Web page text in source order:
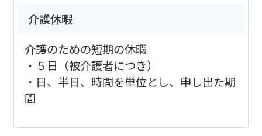
介護休暇
介護のための短期の休暇
・５日（被介護者につき）
・日、半日、時間を単位とし、申し出た期
間